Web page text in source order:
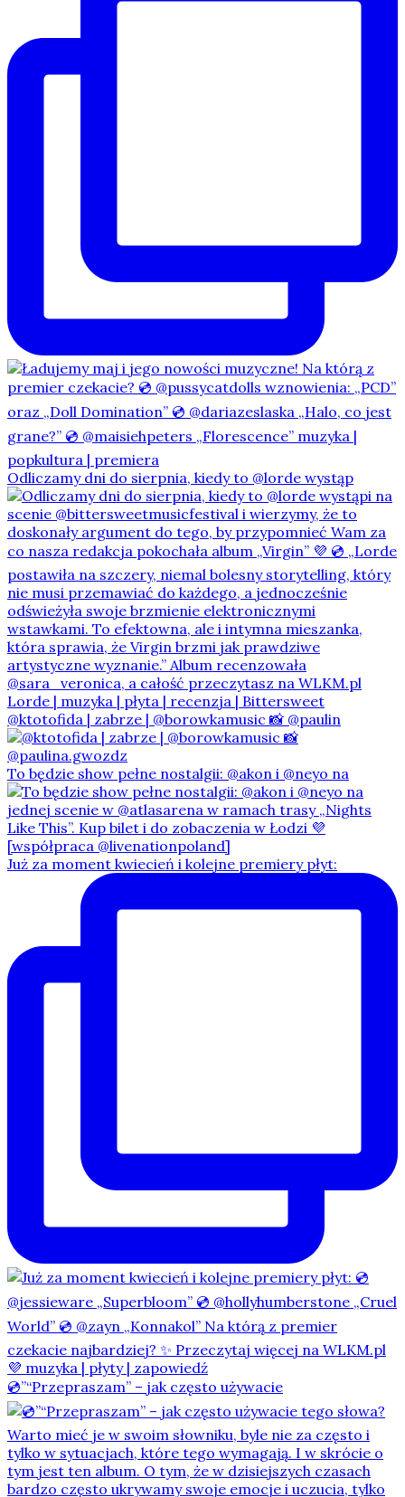
Odliczamy dni do sierpnia, kiedy to @lorde wystąp
@ktotofida | zabrze | @borowkamusic 📸 @paulin
To będzie show pełne nostalgii: @akon i @neyo na
Już za moment kwiecień i kolejne premiery płyt:
💿”“Przepraszam” – jak często używacie